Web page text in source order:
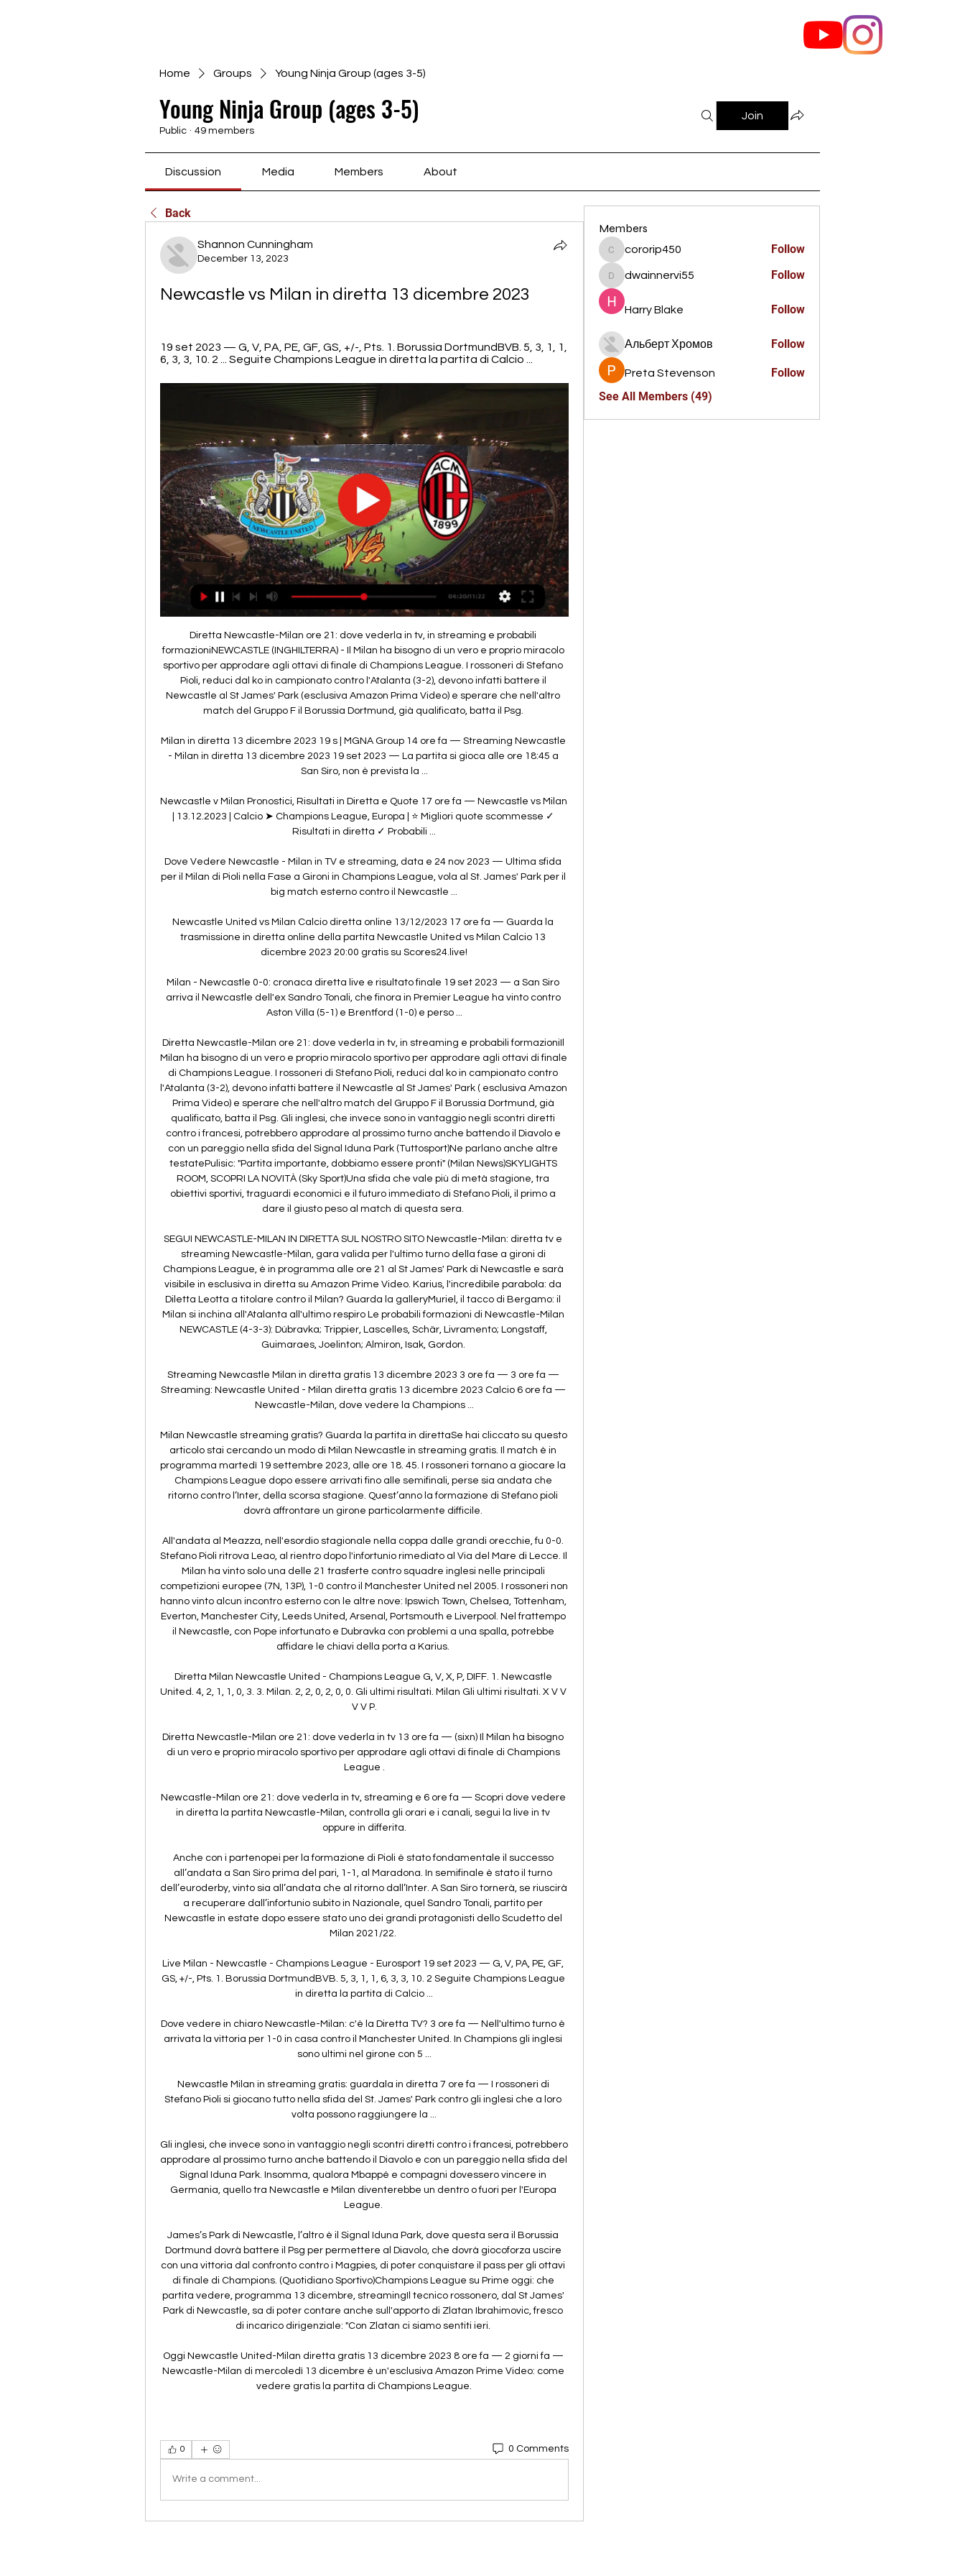
Home Groups Young Ninja Group (ages 3-5)
Young Ninja Group (ages 3-5)
Public · 49 members
Join
Discussion Media Members About
Back
Shannon Cunningham
December 13, 2023
Newcastle vs Milan in diretta 13 dicembre 2023
19 set 2023 — G, V, PA, PE, GF, GS, +/-, Pts. 1. Borussia DortmundBVB. 5, 3, 1, 1,
6, 3, 3, 10. 2 ... Seguite Champions League in diretta la partita di Calcio ...
Diretta Newcastle-Milan ore 21: dove vederla in tv, in streaming e probabili
formazioniNEWCASTLE (INGHILTERRA) - Il Milan ha bisogno di un vero e proprio miracolo
sportivo per approdare agli ottavi di finale di Champions League. I rossoneri di Stefano
Pioli, reduci dal ko in campionato contro l'Atalanta (3-2), devono infatti battere il
Newcastle al St James' Park (esclusiva Amazon Prima Video) e sperare che nell'altro
match del Gruppo F il Borussia Dortmund, già qualificato, batta il Psg.
Milan in diretta 13 dicembre 2023 19 s | MGNA Group 14 ore fa — Streaming Newcastle
- Milan in diretta 13 dicembre 2023 19 set 2023 — La partita si gioca alle ore 18:45 a
San Siro, non è prevista la ...
Newcastle v Milan Pronostici, Risultati in Diretta e Quote 17 ore fa — Newcastle vs Milan
| 13.12.2023 | Calcio ➤ Champions League, Europa | ⭐ Migliori quote scommesse ✓
Risultati in diretta ✓ Probabili ...
Dove Vedere Newcastle - Milan in TV e streaming, data e 24 nov 2023 — Ultima sfida
per il Milan di Pioli nella Fase a Gironi in Champions League, vola al St. James' Park per il
big match esterno contro il Newcastle ...
Newcastle United vs Milan Calcio diretta online 13/12/2023 17 ore fa — Guarda la
trasmissione in diretta online della partita Newcastle United vs Milan Calcio 13
dicembre 2023 20:00 gratis su Scores24.live!
Milan - Newcastle 0-0: cronaca diretta live e risultato finale 19 set 2023 — a San Siro
arriva il Newcastle dell'ex Sandro Tonali, che finora in Premier League ha vinto contro
Aston Villa (5-1) e Brentford (1-0) e perso ...
Diretta Newcastle-Milan ore 21: dove vederla in tv, in streaming e probabili formazioniIl
Milan ha bisogno di un vero e proprio miracolo sportivo per approdare agli ottavi di finale
di Champions League. I rossoneri di Stefano Pioli, reduci dal ko in campionato contro
l'Atalanta (3-2), devono infatti battere il Newcastle al St James' Park ( esclusiva Amazon
Prima Video) e sperare che nell'altro match del Gruppo F il Borussia Dortmund, già
qualificato, batta il Psg. Gli inglesi, che invece sono in vantaggio negli scontri diretti
contro i francesi, potrebbero approdare al prossimo turno anche battendo il Diavolo e
con un pareggio nella sfida del Signal Iduna Park (Tuttosport)Ne parlano anche altre
testatePulisic: "Partita importante, dobbiamo essere pronti" (Milan News)SKYLIGHTS
ROOM, SCOPRI LA NOVITÀ (Sky Sport)Una sfida che vale più di metà stagione, tra
obiettivi sportivi, traguardi economici e il futuro immediato di Stefano Pioli, il primo a
dare il giusto peso al match di questa sera.
SEGUI NEWCASTLE-MILAN IN DIRETTA SUL NOSTRO SITO Newcastle-Milan: diretta tv e
streaming Newcastle-Milan, gara valida per l'ultimo turno della fase a gironi di
Champions League, è in programma alle ore 21 al St James' Park di Newcastle e sarà
visibile in esclusiva in diretta su Amazon Prime Video. Karius, l'incredibile parabola: da
Diletta Leotta a titolare contro il Milan? Guarda la galleryMuriel, il tacco di Bergamo: il
Milan si inchina all'Atalanta all'ultimo respiro Le probabili formazioni di Newcastle-Milan
NEWCASTLE (4-3-3): Dúbravka; Trippier, Lascelles, Schär, Livramento; Longstaff,
Guimaraes, Joelinton; Almiron, Isak, Gordon.
Streaming Newcastle Milan in diretta gratis 13 dicembre 2023 3 ore fa — 3 ore fa —
Streaming: Newcastle United - Milan diretta gratis 13 dicembre 2023 Calcio 6 ore fa —
Newcastle-Milan, dove vedere la Champions ...
Milan Newcastle streaming gratis? Guarda la partita in direttaSe hai cliccato su questo
articolo stai cercando un modo di Milan Newcastle in streaming gratis. Il match è in
programma martedì 19 settembre 2023, alle ore 18. 45. I rossoneri tornano a giocare la
Champions League dopo essere arrivati fino alle semifinali, perse sia andata che
ritorno contro l’Inter, della scorsa stagione. Quest’anno la formazione di Stefano pioli
dovrà affrontare un girone particolarmente difficile.
All'andata al Meazza, nell'esordio stagionale nella coppa dalle grandi orecchie, fu 0-0.
Stefano Pioli ritrova Leao, al rientro dopo l'infortunio rimediato al Via del Mare di Lecce. Il
Milan ha vinto solo una delle 21 trasferte contro squadre inglesi nelle principali
competizioni europee (7N, 13P), 1-0 contro il Manchester United nel 2005. I rossoneri non
hanno vinto alcun incontro esterno con le altre nove: Ipswich Town, Chelsea, Tottenham,
Everton, Manchester City, Leeds United, Arsenal, Portsmouth e Liverpool. Nel frattempo
il Newcastle, con Pope infortunato e Dubravka con problemi a una spalla, potrebbe
affidare le chiavi della porta a Karius.
Diretta Milan Newcastle United - Champions League G, V, X, P, DIFF. 1. Newcastle
United. 4, 2, 1, 1, 0, 3. 3. Milan. 2, 2, 0, 2, 0, 0. Gli ultimi risultati. Milan Gli ultimi risultati. X V V
V V P.
Diretta Newcastle-Milan ore 21: dove vederla in tv 13 ore fa — (sixn) Il Milan ha bisogno
di un vero e proprio miracolo sportivo per approdare agli ottavi di finale di Champions
League .
Newcastle-Milan ore 21: dove vederla in tv, streaming e 6 ore fa — Scopri dove vedere
in diretta la partita Newcastle-Milan, controlla gli orari e i canali, segui la live in tv
oppure in differita.
Anche con i partenopei per la formazione di Pioli è stato fondamentale il successo
all’andata a San Siro prima del pari, 1-1, al Maradona. In semifinale è stato il turno
dell’euroderby, vinto sia all’andata che al ritorno dall’Inter. A San Siro tornerà, se riuscirà
a recuperare dall’infortunio subito in Nazionale, quel Sandro Tonali, partito per
Newcastle in estate dopo essere stato uno dei grandi protagonisti dello Scudetto del
Milan 2021/22.
Live Milan - Newcastle - Champions League - Eurosport 19 set 2023 — G, V, PA, PE, GF,
GS, +/-, Pts. 1. Borussia DortmundBVB. 5, 3, 1, 1, 6, 3, 3, 10. 2 Seguite Champions League
in diretta la partita di Calcio ...
Dove vedere in chiaro Newcastle-Milan: c'è la Diretta TV? 3 ore fa — Nell'ultimo turno è
arrivata la vittoria per 1-0 in casa contro il Manchester United. In Champions gli inglesi
sono ultimi nel girone con 5 ...
Newcastle Milan in streaming gratis: guardala in diretta 7 ore fa — I rossoneri di
Stefano Pioli si giocano tutto nella sfida del St. James' Park contro gli inglesi che a loro
volta possono raggiungere la ...
Gli inglesi, che invece sono in vantaggio negli scontri diretti contro i francesi, potrebbero
approdare al prossimo turno anche battendo il Diavolo e con un pareggio nella sfida del
Signal Iduna Park. Insomma, qualora Mbappé e compagni dovessero vincere in
Germania, quello tra Newcastle e Milan diventerebbe un dentro o fuori per l'Europa
League.
James’s Park di Newcastle, l’altro è il Signal Iduna Park, dove questa sera il Borussia
Dortmund dovrà battere il Psg per permettere al Diavolo, che dovrà giocoforza uscire
con una vittoria dal confronto contro i Magpies, di poter conquistare il pass per gli ottavi
di finale di Champions. (Quotidiano Sportivo)Champions League su Prime oggi: che
partita vedere, programma 13 dicembre, streamingIl tecnico rossonero, dal St James'
Park di Newcastle, sa di poter contare anche sull'apporto di Zlatan Ibrahimovic, fresco
di incarico dirigenziale: "Con Zlatan ci siamo sentiti ieri.
Oggi Newcastle United-Milan diretta gratis 13 dicembre 2023 8 ore fa — 2 giorni fa —
Newcastle-Milan di mercoledì 13 dicembre è un'esclusiva Amazon Prime Video: come
vedere gratis la partita di Champions League.
0 0 Comments
Write a comment...
Members
cororip450
cororip450 Follow
dwainnervi55
dwainnervi55 Follow
Harry Blake Follow
Альберт Хромов Follow
Preta Stevenson
Follow
See All Members (49)